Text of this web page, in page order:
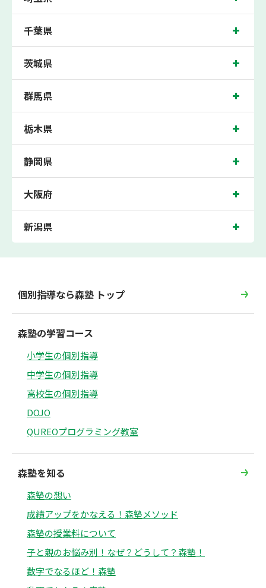
千葉県
茨城県
群馬県
栃木県
静岡県
大阪府
新潟県
個別指導なら森塾 トップ
森塾の学習コース
小学生の個別指導
中学生の個別指導
高校生の個別指導
DOJO
QUREOプログラミング教室
森塾を知る
森塾の想い
成績アップをかなえる！森塾メソッド
森塾の授業料について
子と親のお悩み別！なぜ？どうして？森塾！
数字でなるほど！森塾